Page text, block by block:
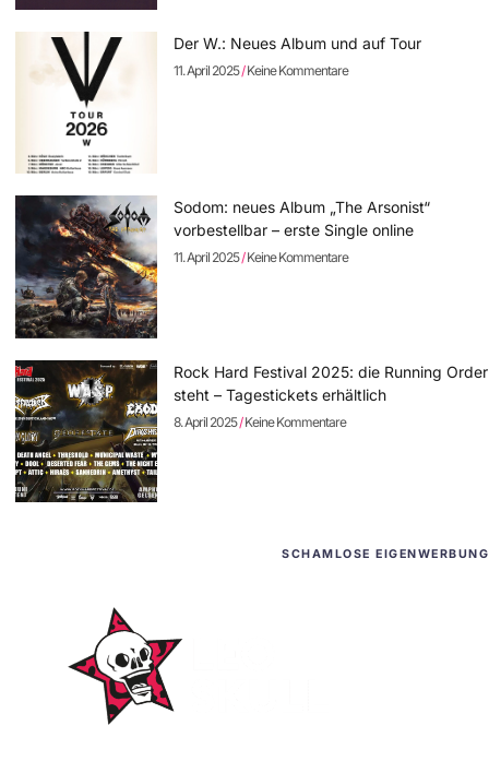
Der W.: Neues Album und auf Tour
11. April 2025 Keine Kommentare
Sodom: neues Album „The Arsonist“
vorbestellbar – erste Single online
11. April 2025 Keine Kommentare
Rock Hard Festival 2025: die Running Order
steht – Tagestickets erhältlich
8. April 2025 Keine Kommentare
SCHAMLOSE EIGENWERBUNG